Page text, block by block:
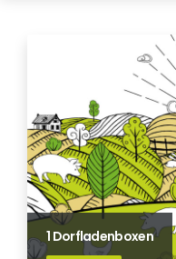
1 Dorfladenboxen